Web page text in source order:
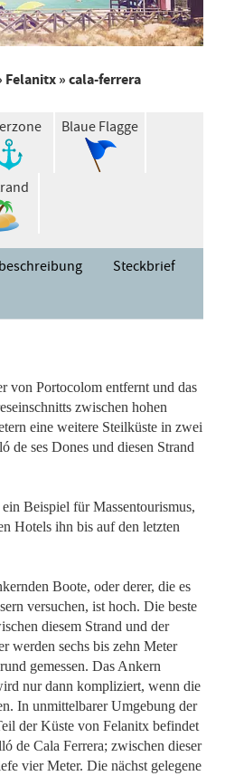
Felanitx» cala-ferrera
Blaue Flagge
Steckbrief
von Portocolom entfernt und das
zwischen hohen
eine weitere Steilküste in zwei
de ses Dones und diesen Strand
Beispiel für Massentourismus,
Hotels ihn bis auf den letzten
Boote, oder derer, die es
versuchen, ist hoch. Die beste
diesem Strand und der
werden sechs bis zehn Meter
gemessen. Das Ankern
nur dann kompliziert, wenn die
In unmittelbarer Umgebung der
der Küste von Felanitx befindet
de Cala Ferrera; zwischen dieser
vier Meter. Die nächst gelegene